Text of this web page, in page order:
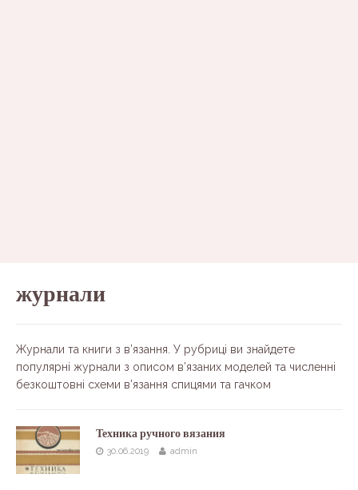
журнали
Журнали та книги з в’язання. У рубриці ви знайдете
популярні журнали з описом в’язаних моделей та численні
безкоштовні схеми в’язання спицями та гачком
Техника ручного вязания
30.06.2019 admin